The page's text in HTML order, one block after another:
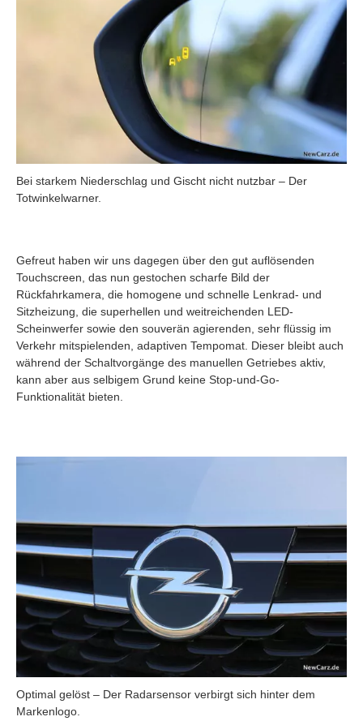
Bei starkem Niederschlag und Gischt nicht nutzbar – Der
Totwinkelwarner.
Gefreut haben wir uns dagegen über den gut auflösenden
Touchscreen, das nun gestochen scharfe Bild der
Rückfahrkamera, die homogene und schnelle Lenkrad- und
Sitzheizung, die superhellen und weitreichenden LED-
Scheinwerfer sowie den souverän agierenden, sehr flüssig im
Verkehr mitspielenden, adaptiven Tempomat. Dieser bleibt auch
während der Schaltvorgänge des manuellen Getriebes aktiv,
kann aber aus selbigem Grund keine Stop-und-Go-
Funktionalität bieten.
Optimal gelöst – Der Radarsensor verbirgt sich hinter dem
Markenlogo.